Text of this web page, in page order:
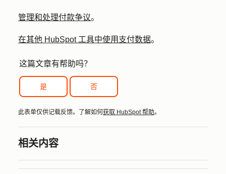
管理和处理付款争议。
在其他 HubSpot 工具中使用支付数据。
这篇文章有帮助吗？
是 否
此表单仅供记载反馈。了解如何 获取 HubSpot 帮助。
相关内容